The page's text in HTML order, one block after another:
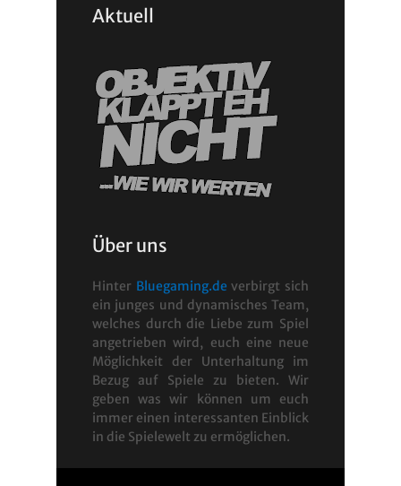
Aktuell
Über uns
Hinter Bluegaming.de verbirgt sich
ein junges und dynamisches Team,
welches durch die Liebe zum Spiel
angetrieben wird, euch eine neue
Möglichkeit der Unterhaltung im
Bezug auf Spiele zu bieten. Wir
geben was wir können um euch
immer einen interessanten Einblick
in die Spielewelt zu ermöglichen.